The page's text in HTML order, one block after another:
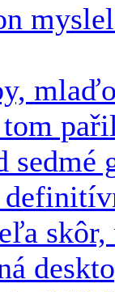
tom
sedmé